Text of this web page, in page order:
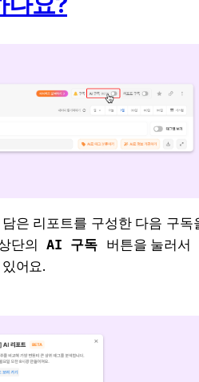
은 리포트를 구성한 다음 구독
단의
AI 구독
버튼을 눌러서
어요.